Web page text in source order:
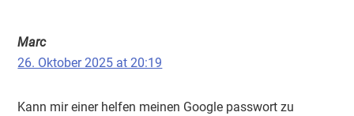
Marc
26. Oktober 2025 at 20:19
Kann mir einer helfen meinen Google passwort zu